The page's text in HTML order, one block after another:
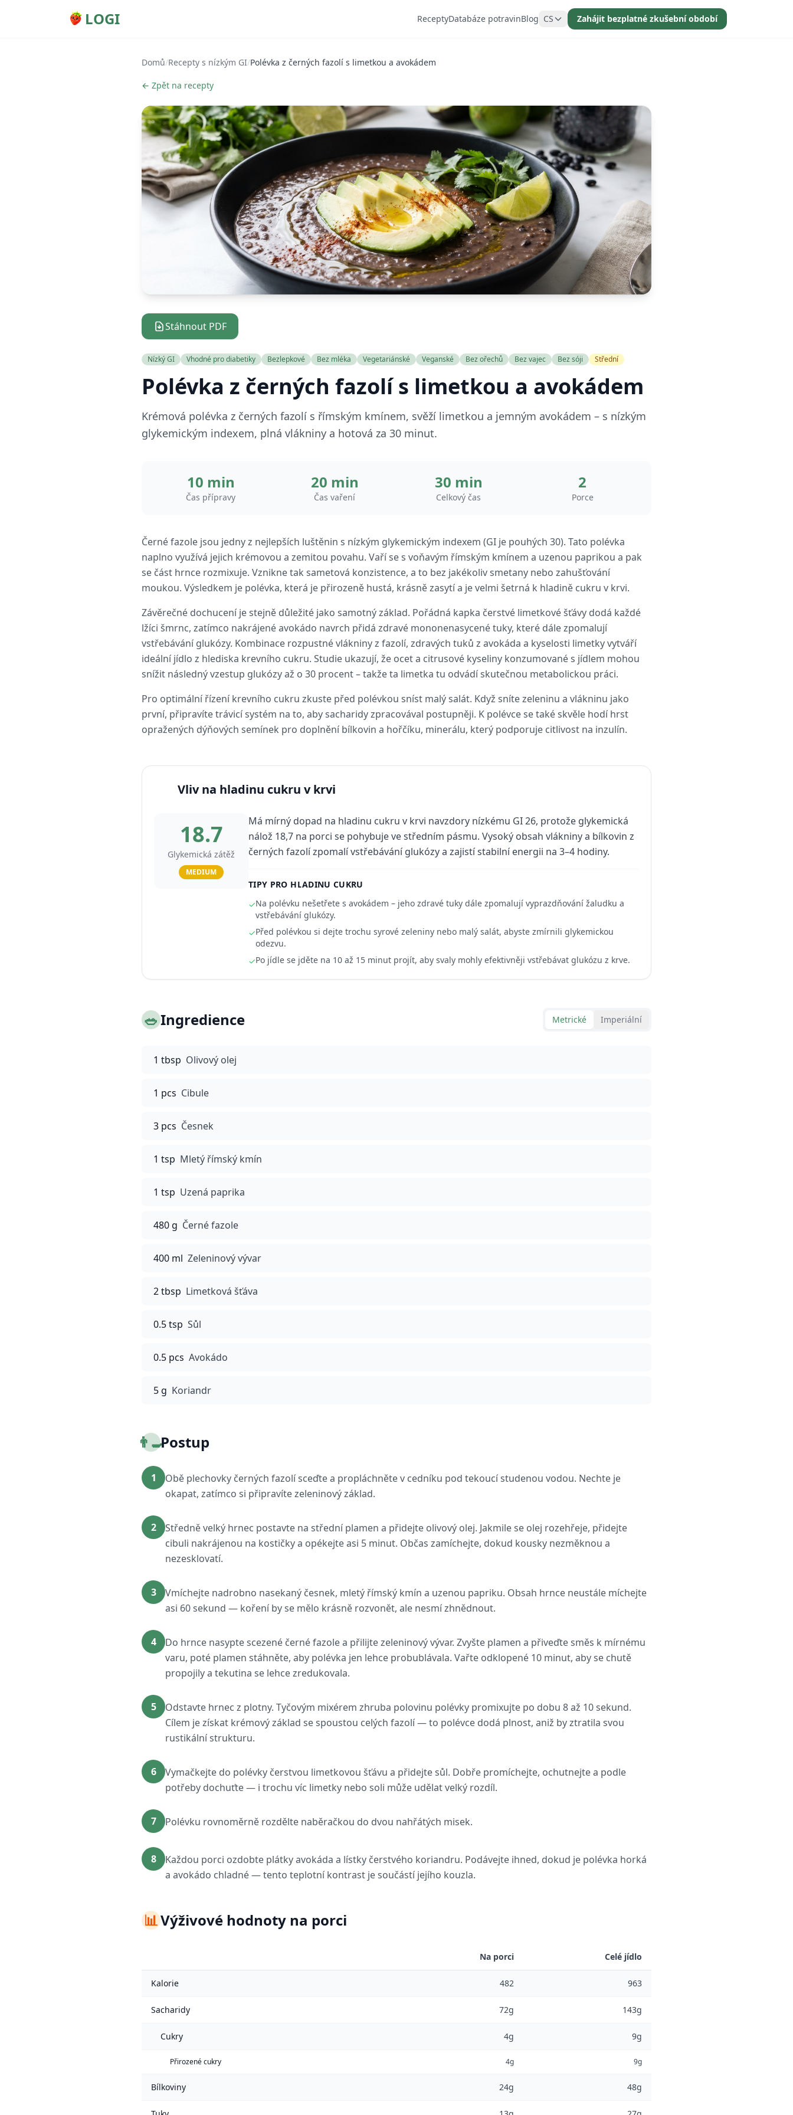
LOGI ReceptyDatabáze potravinBlog CS Zahájit bezplatné zkušební období
Domů/Recepty s nízkým GI/Polévka z černých fazolí s limetkou a avokádem
← Zpět na recepty
Stáhnout PDF
Nízký GI Vhodné pro diabetiky Bezlepkové Bez mléka Vegetariánské Veganské Bez ořechů Bez vajec Bez sóji Střední
Polévka z černých fazolí s limetkou a avokádem
Krémová polévka z černých fazolí s římským kmínem, svěží limetkou a jemným avokádem – s nízkým
glykemickým indexem, plná vlákniny a hotová za 30 minut.
10 min
Čas přípravy
20 min
Čas vaření
30 min
Celkový čas
2
Porce
Černé fazole jsou jedny z nejlepších luštěnin s nízkým glykemickým indexem (GI je pouhých 30). Tato polévka
naplno využívá jejich krémovou a zemitou povahu. Vaří se s voňavým římským kmínem a uzenou paprikou a pak
se část hrnce rozmixuje. Vznikne tak sametová konzistence, a to bez jakékoliv smetany nebo zahušťování
moukou. Výsledkem je polévka, která je přirozeně hustá, krásně zasytí a je velmi šetrná k hladině cukru v krvi.
Závěrečné dochucení je stejně důležité jako samotný základ. Pořádná kapka čerstvé limetkové šťávy dodá každé
lžíci šmrnc, zatímco nakrájené avokádo navrch přidá zdravé mononenasycené tuky, které dále zpomalují
vstřebávání glukózy. Kombinace rozpustné vlákniny z fazolí, zdravých tuků z avokáda a kyselosti limetky vytváří
ideální jídlo z hlediska krevního cukru. Studie ukazují, že ocet a citrusové kyseliny konzumované s jídlem mohou
snížit následný vzestup glukózy až o 30 procent – takže ta limetka tu odvádí skutečnou metabolickou práci.
Pro optimální řízení krevního cukru zkuste před polévkou sníst malý salát. Když sníte zeleninu a vlákninu jako
první, připravíte trávicí systém na to, aby sacharidy zpracovával postupněji. K polévce se také skvěle hodí hrst
opražených dýňových semínek pro doplnění bílkovin a hořčíku, minerálu, který podporuje citlivost na inzulín.
Vliv na hladinu cukru v krvi
18.7
Glykemická zátěž
MEDIUM
Má mírný dopad na hladinu cukru v krvi navzdory nízkému GI 26, protože glykemická
nálož 18,7 na porci se pohybuje ve středním pásmu. Vysoký obsah vlákniny a bílkovin z
černých fazolí zpomalí vstřebávání glukózy a zajistí stabilní energii na 3–4 hodiny.
TIPY PRO HLADINU CUKRU
✓Na polévku nešetřete s avokádem – jeho zdravé tuky dále zpomalují vyprazdňování žaludku a
vstřebávání glukózy.
✓Před polévkou si dejte trochu syrové zeleniny nebo malý salát, abyste zmírnili glykemickou
odezvu.
✓Po jídle se jděte na 10 až 15 minut projít, aby svaly mohly efektivněji vstřebávat glukózu z krve.
🥗Ingredience Metrické Imperiální
1 tbsp Olivový olej
1 pcs Cibule
3 pcs Česnek
1 tsp Mletý římský kmín
1 tsp Uzená paprika
480 g Černé fazole
400 ml Zeleninový vývar
2 tbsp Limetková šťáva
0.5 tsp Sůl
0.5 pcs Avokádo
5 g Koriandr
👨‍🍳Postup
1
Obě plechovky černých fazolí sceďte a propláchněte v cedníku pod tekoucí studenou vodou. Nechte je
okapat, zatímco si připravíte zeleninový základ.
2
Středně velký hrnec postavte na střední plamen a přidejte olivový olej. Jakmile se olej rozehřeje, přidejte
cibuli nakrájenou na kostičky a opékejte asi 5 minut. Občas zamíchejte, dokud kousky nezměknou a
nezesklovatí.
3
Vmíchejte nadrobno nasekaný česnek, mletý římský kmín a uzenou papriku. Obsah hrnce neustále míchejte
asi 60 sekund — koření by se mělo krásně rozvonět, ale nesmí zhnědnout.
4
Do hrnce nasypte scezené černé fazole a přilijte zeleninový vývar. Zvyšte plamen a přiveďte směs k mírnému
varu, poté plamen stáhněte, aby polévka jen lehce probublávala. Vařte odklopené 10 minut, aby se chutě
propojily a tekutina se lehce zredukovala.
5
Odstavte hrnec z plotny. Tyčovým mixérem zhruba polovinu polévky promixujte po dobu 8 až 10 sekund.
Cílem je získat krémový základ se spoustou celých fazolí — to polévce dodá plnost, aniž by ztratila svou
rustikální strukturu.
6
Vymačkejte do polévky čerstvou limetkovou šťávu a přidejte sůl. Dobře promíchejte, ochutnejte a podle
potřeby dochuťte — i trochu víc limetky nebo soli může udělat velký rozdíl.
7 Polévku rovnoměrně rozdělte naběračkou do dvou nahřátých misek.
8
Každou porci ozdobte plátky avokáda a lístky čerstvého koriandru. Podávejte ihned, dokud je polévka horká
a avokádo chladné — tento teplotní kontrast je součástí jejího kouzla.
📊Výživové hodnoty na porci
Na porci Celé jídlo
Kalorie 482 963
Sacharidy 72g 143g
Cukry 4g 9g
Přirozené cukry 4g 9g
Bílkoviny 24g 48g